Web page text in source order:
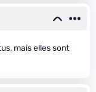
mais elles sont